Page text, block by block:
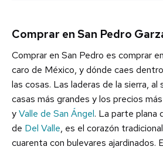
Comprar en San Pedro
Comprar en San Pedro es comprar
caro de México, y dónde caes
las cosas. Las laderas de la sierra, al
casas más grandes y los precios
yValle de San Ángel. La parte plana
de Del Valle, es el corazón
cuarenta con bulevares ajardinados.